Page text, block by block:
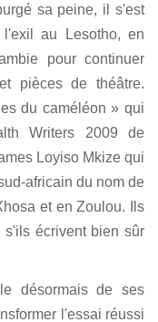
sa peine, il s'est
au Lesotho, en
pour continuer
pièces de théâtre.
du caméléon » qui
Writers 2009 de
Loyiso Mkize qui
africain du nom de
et en Zoulou. Ils
s'ils écrivent bien sûr
désormais de ses
l'essai réussi